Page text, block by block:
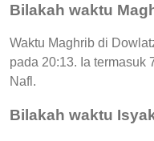
Bilakah waktu
Waktu Maghrib di
pada 20:13. Ia termasuk
Nafl.
Bilakah waktu